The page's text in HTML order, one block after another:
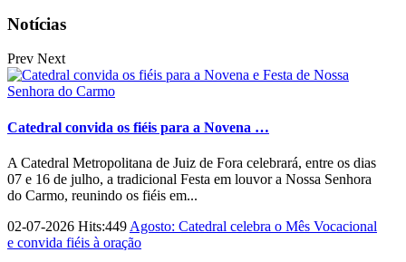
Notícias
Prev Next
Catedral convida os fiéis para a Novena …
A Catedral Metropolitana de Juiz de Fora celebrará, entre os dias
07 e 16 de julho, a tradicional Festa em louvor a Nossa Senhora
do Carmo, reunindo os fiéis em...
02-07-2026 Hits:449 Agosto: Catedral celebra o Mês Vocacional
e convida fiéis à oração